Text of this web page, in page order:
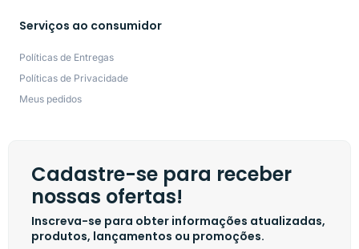
Serviços ao consumidor
Políticas de Entregas
Políticas de Privacidade
Meus pedidos
Cadastre-se para receber
nossas ofertas!
Inscreva-se para obter informações atualizadas,
produtos, lançamentos ou promoções.